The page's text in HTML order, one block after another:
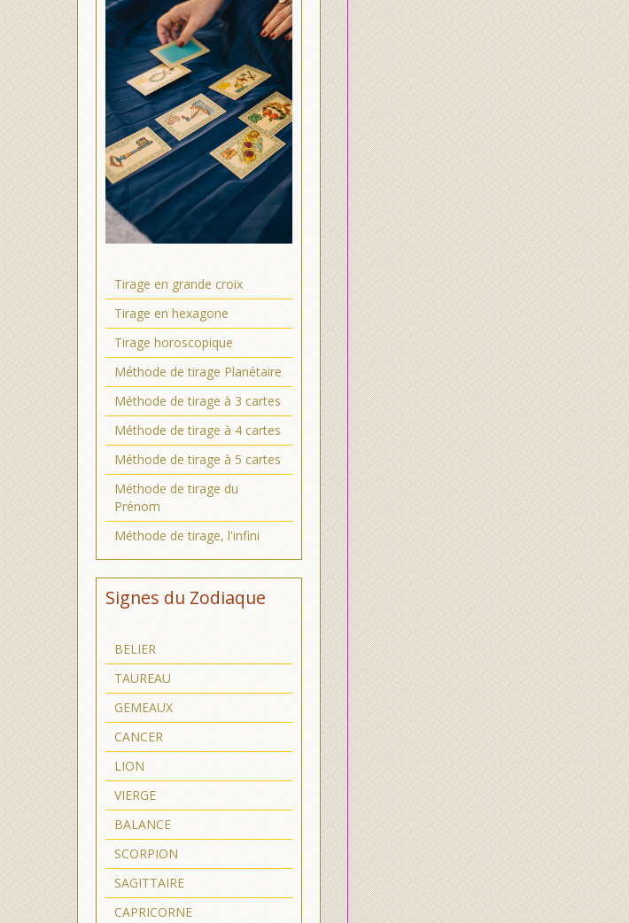
Tirage en grande croix
Tirage en hexagone
Tirage horoscopique
Méthode de tirage Planétaire
Méthode de tirage à 3 cartes
Méthode de tirage à 4 cartes
Méthode de tirage à 5 cartes
Méthode de tirage du
Prénom
Méthode de tirage, l'infini
Signes du Zodiaque
BELIER
TAUREAU
GEMEAUX
CANCER
LION
VIERGE
BALANCE
SCORPION
SAGITTAIRE
CAPRICORNE